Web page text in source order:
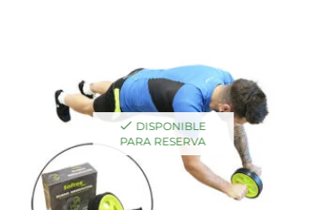
DISPONIBLE
PARA RESERVA